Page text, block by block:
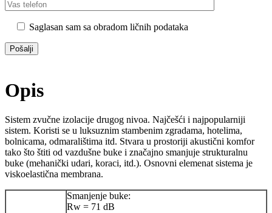
Saglasan sam sa obradom ličnih podataka
Opis
Sistem zvučne izolacije drugog nivoa. Najčešći i najpopularniji
sistem. Koristi se u luksuznim stambenim zgradama, hotelima,
bolnicama, odmaralištima itd. Stvara u prostoriji akustični komfor
tako što štiti od vazdušne buke i značajno smanjuje strukturalnu
buke (mehanički udari, koraci, itd.). Osnovni elemenat sistema je
viskoelastična membrana.
Smanjenje buke:
Rw = 71 dB